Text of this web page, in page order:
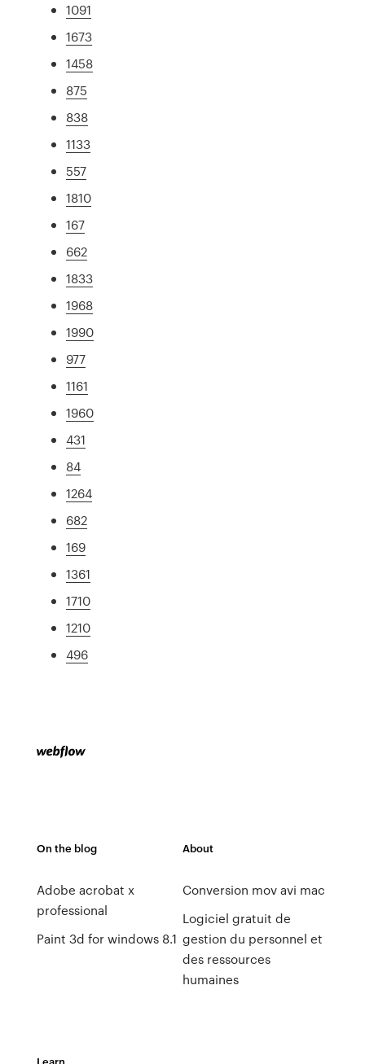
1091
1673
1458
875
838
1133
557
1810
167
662
1833
1968
1990
977
1161
1960
431
84
1264
682
169
1361
1710
1210
496
On the blog
Adobe acrobat x
professional
Paint 3d for windows 8.1
About
Conversion mov avi mac
Logiciel gratuit de
gestion du personnel et
des ressources
humaines
Learn